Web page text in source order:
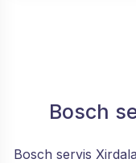
Bosch
Bosch servis